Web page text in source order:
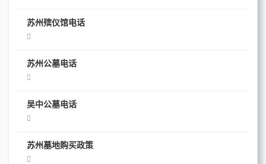
苏州殡仪馆电话
苏州公墓电话
吴中公墓电话
苏州墓地购买政策